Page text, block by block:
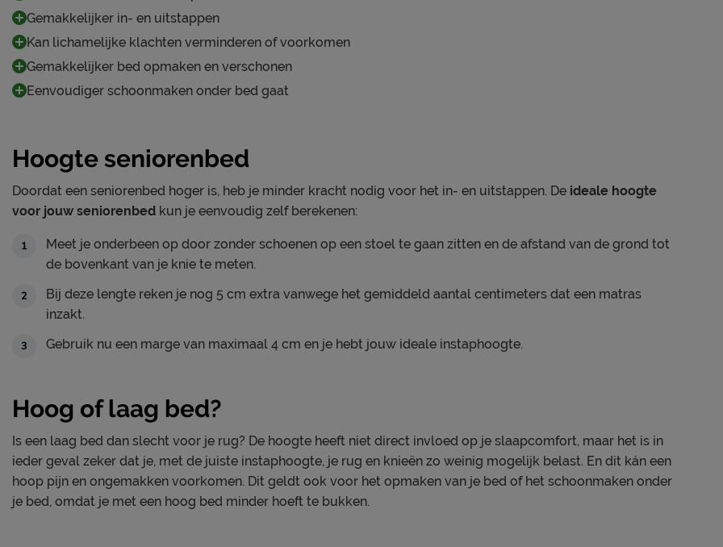
Gemakkelijker in- en uitstappen
Kan lichamelijke klachten verminderen of voorkomen
Gemakkelijker bed opmaken en verschonen
Eenvoudiger schoonmaken onder bed gaat
Hoogte seniorenbed
Doordat een seniorenbed hoger is, heb je minder kracht nodig voor het in- en uitstappen. De ideale hoogte
voor jouw seniorenbed kun je eenvoudig zelf berekenen:
Meet je onderbeen op door zonder schoenen op een stoel te gaan zitten en de afstand van de grond tot
de bovenkant van je knie te meten.
Bij deze lengte reken je nog 5 cm extra vanwege het gemiddeld aantal centimeters dat een matras
inzakt.
Gebruik nu een marge van maximaal 4 cm en je hebt jouw ideale instaphoogte.
Hoog of laag bed?
Is een laag bed dan slecht voor je rug? De hoogte heeft niet direct invloed op je slaapcomfort, maar het is in
ieder geval zeker dat je, met de juiste instaphoogte, je rug en knieën zo weinig mogelijk belast. En dit kán een
hoop pijn en ongemakken voorkomen. Dit geldt ook voor het opmaken van je bed of het schoonmaken onder
je bed, omdat je met een hoog bed minder hoeft te bukken.